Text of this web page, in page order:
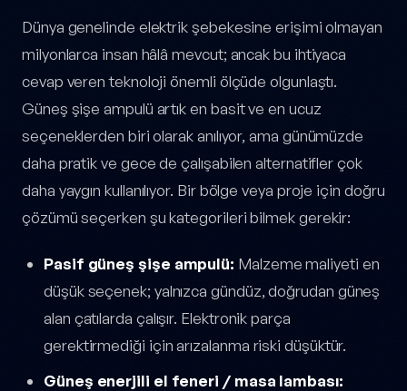
Dünya genelinde elektrik şebekesine erişimi olmayan
milyonlarca insan hâlâ mevcut; ancak bu ihtiyaca
cevap veren teknoloji önemli ölçüde olgunlaştı.
Güneş şişe ampulü artık en basit ve en ucuz
seçeneklerden biri olarak anılıyor, ama günümüzde
daha pratik ve gece de çalışabilen alternatifler çok
daha yaygın kullanılıyor. Bir bölge veya proje için doğru
çözümü seçerken şu kategorileri bilmek gerekir:
Pasif güneş şişe ampulü: Malzeme maliyeti en
düşük seçenek; yalnızca gündüz, doğrudan güneş
alan çatılarda çalışır. Elektronik parça
gerektirmediği için arızalanma riski düşüktür.
Güneş enerjili el feneri / masa lambası: